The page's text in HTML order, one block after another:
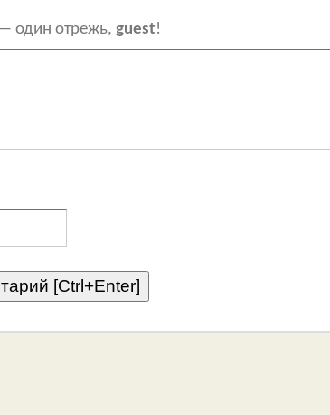
один отрежь, guest!